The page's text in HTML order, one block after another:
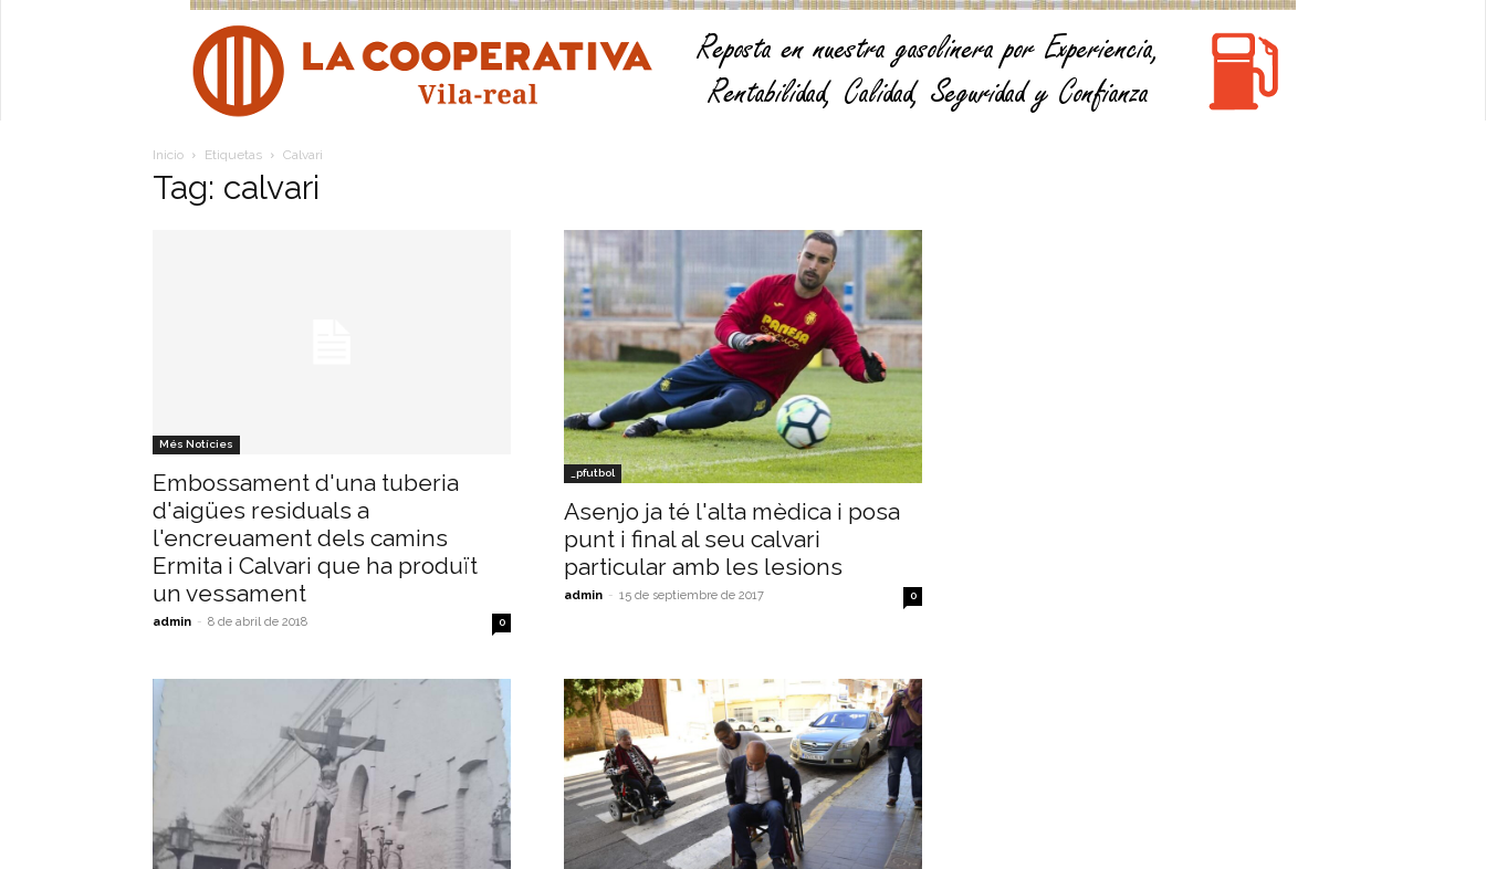
Inicio Etiquetas Calvari
Tag: calvari
Més Notícies
Embossament d'una tuberia
d'aigües residuals a
l'encreuament dels camins
Ermita i Calvari que ha produït
un vessament
admin - 8 de abril de 2018 0
_pfutbol
Asenjo ja té l'alta mèdica i posa
punt i final al seu calvari
particular amb les lesions
admin - 15 de septiembre de 2017 0